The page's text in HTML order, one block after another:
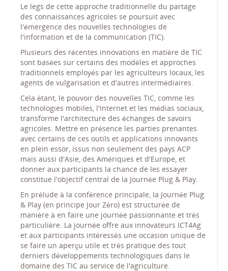
Le legs de cette approche traditionnelle du partage
des connaissances agricoles se poursuit avec
l'émergence des nouvelles technologies de
l'information et de la communication (TIC).
Plusieurs des récentes innovations en matière de TIC
sont basées sur certains des modèles et approches
traditionnels employés par les agriculteurs locaux, les
agents de vulgarisation et d'autres intermédiaires.
Cela étant, le pouvoir des nouvelles TIC, comme les
technologies mobiles, l'Internet et les médias sociaux,
transforme l'architecture des échanges de savoirs
agricoles. Mettre en présence les parties prenantes
avec certains de ces outils et applications innovants
en plein essor, issus non seulement des pays ACP
mais aussi d'Asie, des Amériques et d'Europe, et
donner aux participants la chance de les essayer
constitue l'objectif central de la Journée Plug & Play.
En prélude à la conférence principale, la Journée Plug
& Play (en principe Jour Zéro) est structurée de
manière à en faire une journée passionnante et très
particulière. La journée offre aux innovateurs ICT4Ag
et aux participants intéressés une occasion unique de
se faire un aperçu utile et très pratique des tout
derniers développements technologiques dans le
domaine des TIC au service de l'agriculture.